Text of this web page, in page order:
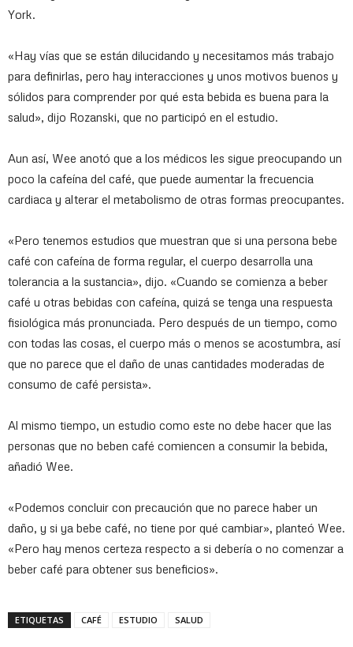
York.
«Hay vías que se están dilucidando y necesitamos más trabajo
para definirlas, pero hay interacciones y unos motivos buenos y
sólidos para comprender por qué esta bebida es buena para la
salud», dijo Rozanski, que no participó en el estudio.
Aun así, Wee anotó que a los médicos les sigue preocupando un
poco la cafeína del café, que puede aumentar la frecuencia
cardiaca y alterar el metabolismo de otras formas preocupantes.
«Pero tenemos estudios que muestran que si una persona bebe
café con cafeína de forma regular, el cuerpo desarrolla una
tolerancia a la sustancia», dijo. «Cuando se comienza a beber
café u otras bebidas con cafeína, quizá se tenga una respuesta
fisiológica más pronunciada. Pero después de un tiempo, como
con todas las cosas, el cuerpo más o menos se acostumbra, así
que no parece que el daño de unas cantidades moderadas de
consumo de café persista».
Al mismo tiempo, un estudio como este no debe hacer que las
personas que no beben café comiencen a consumir la bebida,
añadió Wee.
«Podemos concluir con precaución que no parece haber un
daño, y si ya bebe café, no tiene por qué cambiar», planteó Wee.
«Pero hay menos certeza respecto a si debería o no comenzar a
beber café para obtener sus beneficios».
ETIQUETAS CAFÉ ESTUDIO SALUD